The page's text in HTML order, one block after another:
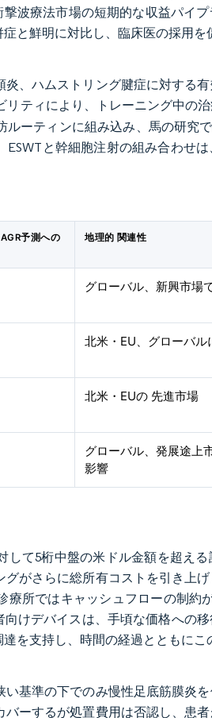
波療法市場の短期的な収益パイ
と鮮明に対比し、臨床医の採用を
、ハムストリング腱症に対する
リティにより、トレーニング中の
ーティンに組み込み、馬の研究
と幹細胞注射の組み合わせ
予測への
地理的 関連性
グローバル、新興市場
北米・EU、グローバル
北米・EUの 先進市場
グローバル、発展途上
影響
て5桁中盤の米ドル金額を超え
がさらに総所有コストを引き上
所ではキャッシュフローの制約
向けデバイスは、手頃な価格への
を支持し、時間の経過とともにこ
基準の下でのみ慢性足底筋膜炎
ーするが処置費用は否認し、患